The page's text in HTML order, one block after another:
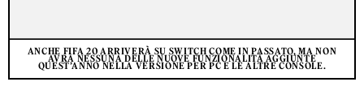
ANCHE FIFA 20 ARRIVERÀ SU SWITCH COME IN PASSATO, MA NON
AVRÀ NESSUNA DELLE NUOVE FUNZIONALITÀ AGGIUNTE
QUEST’ANNO NELLA VERSIONE PER PC E LE ALTRE CONSOLE.